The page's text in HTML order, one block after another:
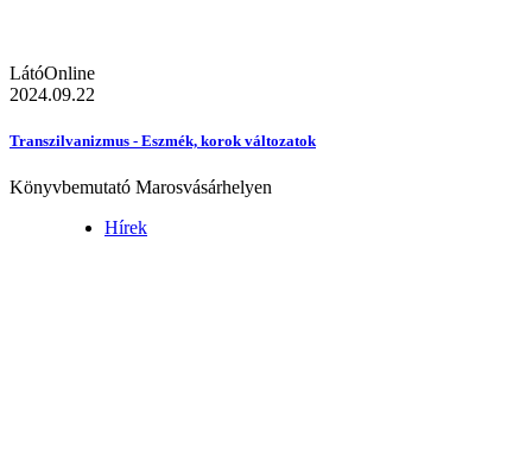
LátóOnline
2024.09.22
Transzilvanizmus - Eszmék, korok változatok
Könyvbemutató Marosvásárhelyen
Hírek